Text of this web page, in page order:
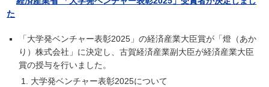
た
「大学発ベンチャー表彰2025」の経済産業大臣賞が「燈（あか
り）株式会社」に決定し、古賀経済産業副大臣が経済産業大臣
賞の授与を行いました。
大学発ベンチャー表彰2025について